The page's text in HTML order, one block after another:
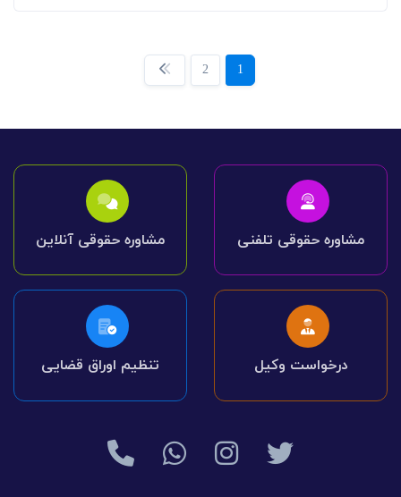
2 1
مشاوره حقوقی تلفنی مشاوره حقوقی آنلاین
درخواست وکیل تنظیم اوراق قضایی